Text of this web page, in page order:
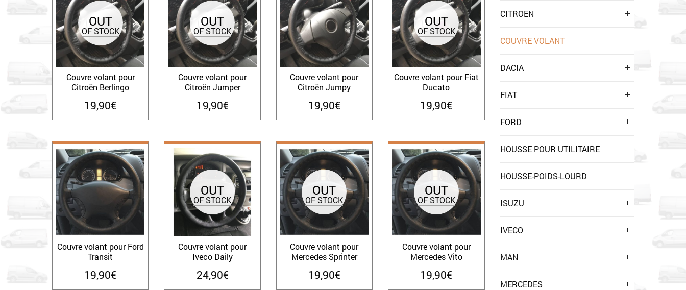
OUT
OF STOCK
Couvre volant pour
Citroën Berlingo
19,90€
OUT
OF STOCK
Couvre volant pour
Citroën Jumper
19,90€
Couvre volant pour
Citroën Jumpy
19,90€
OUT
OF STOCK
Couvre volant pour Fiat
Ducato
19,90€
Couvre volant pour Ford
Transit
19,90€
OUT
OF STOCK
Couvre volant pour
Iveco Daily
24,90€
OUT
OF STOCK
Couvre volant pour
Mercedes Sprinter
19,90€
OUT
OF STOCK
Couvre volant pour
Mercedes Vito
19,90€
CITROEN
COUVRE VOLANT
DACIA
FIAT
FORD
HOUSSE POUR UTILITAIRE
HOUSSE-POIDS-LOURD
ISUZU
IVECO
MAN
MERCEDES